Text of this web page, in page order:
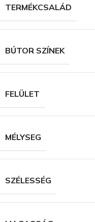
TERMÉKCSALÁD
BÚTOR SZÍNEK
FELÜLET
MÉLYSEG
SZÉLESSÉG